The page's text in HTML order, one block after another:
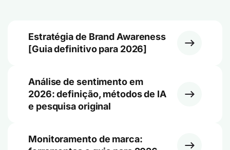
Estratégia de Brand Awareness
[Guia definitivo para 2026]
Análise de sentimento em
2026: definição, métodos de IA
e pesquisa original
Monitoramento de marca: